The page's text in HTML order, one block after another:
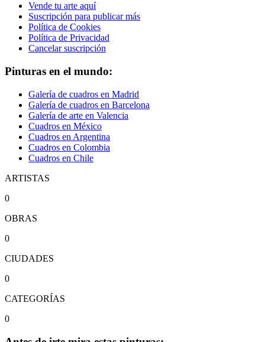
Vende tu arte aquí
Suscripción para publicar más
Política de Cookies
Política de Privacidad
Cancelar suscripción
Pinturas en el mundo:
Galería de cuadros en Madrid
Galería de cuadros en Barcelona
Galería de arte en Valencia
Cuadros en México
Cuadros en Argentina
Cuadros en Colombia
Cuadros en Chile
ARTISTAS
0
OBRAS
0
CIUDADES
0
CATEGORÍAS
0